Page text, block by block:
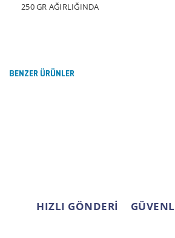
250 GR AĞIRLIĞINDA
Görüş ve önerileriniz için teşekkür
BENZER ÜRÜNLER
HIZLI GÖNDERİ